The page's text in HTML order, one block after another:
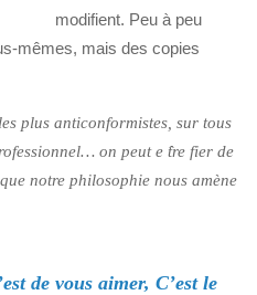
modifient. Peu à peu
mêmes, mais des copies
plus anticonformistes, sur tous
on peut e ̂tre fier de
notre philosophie nous amène
de vous aimer, C’est le